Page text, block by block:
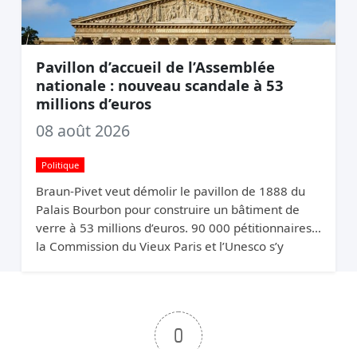
Pavillon d’accueil de l’Assemblée
nationale : nouveau scandale à 53
millions d’euros
08 août 2026
Politique
Braun-Pivet veut démolir le pavillon de 1888 du
Palais Bourbon pour construire un bâtiment de
verre à 53 millions d’euros. 90 000 pétitionnaires,
la Commission du Vieux Paris et l’Unesco s’y
0